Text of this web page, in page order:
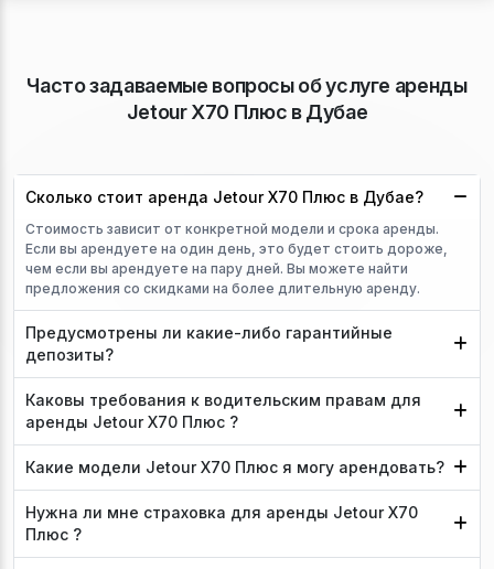
Часто задаваемые вопросы об услуге аренды
Jetour X70 Плюс в Дубае
Сколько стоит аренда Jetour X70 Плюс в Дубае?
Стоимость зависит от конкретной модели и срока аренды.
Если вы арендуете на один день, это будет стоить дороже,
чем если вы арендуете на пару дней. Вы можете найти
предложения со скидками на более длительную аренду.
Предусмотрены ли какие-либо гарантийные
депозиты?
Каковы требования к водительским правам для
аренды Jetour X70 Плюс ?
Какие модели Jetour X70 Плюс я могу арендовать?
Нужна ли мне страховка для аренды Jetour X70
Плюс ?